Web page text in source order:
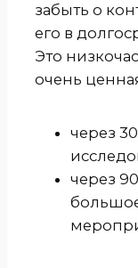
забыть о
его в
Это
очень
через
через